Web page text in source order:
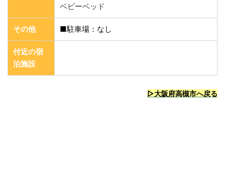
ベビーベッド
その他 ■駐車場：なし
付近の宿
泊施設
▷大阪府高槻市へ戻る